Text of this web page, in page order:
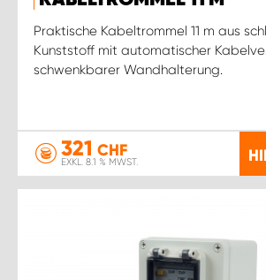
Praktische Kabeltrommel 11 m aus
Kunststoff mit automatischer
schwenkbarer Wandhalterung.
321 CHF
EXKL. 8.1 % MWST.